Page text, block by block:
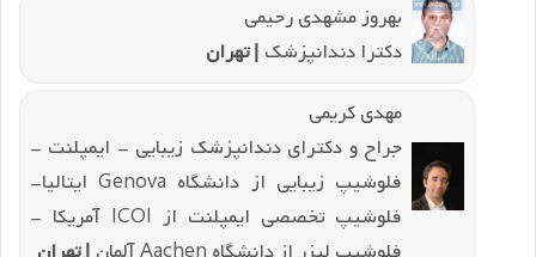
بهروز مشهدی رحیمی
دکترا دندانپزشک | تهران
مهدی کریمی
جراح و دکترای دندانپزشک زیبایی - ایمپلنت -
فلوشیپ زیبایی از دانشگاه Genova ایتالیا-
فلوشیپ تخصصی ایمپلنت از ICOI آمریکا -